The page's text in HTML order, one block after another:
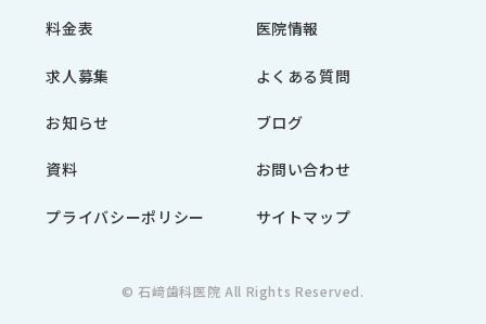
料金表 医院情報
求人募集 よくある質問
お知らせ ブログ
資料 お問い合わせ
プライバシーポリシー サイトマップ
© 石﨑歯科医院 All Rights Reserved.